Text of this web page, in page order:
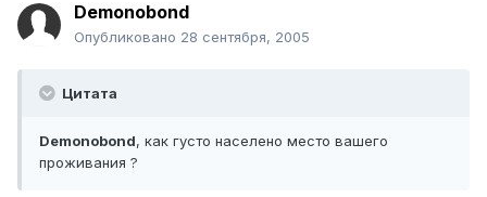
Demonobond
Опубликовано 28 сентября, 2005
Цитата
Demonobond, как густо населено место вашего
проживания ?